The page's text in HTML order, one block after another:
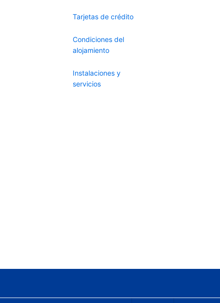
Tarjetas de crédito
Condiciones del
alojamiento
Instalaciones y
servicios